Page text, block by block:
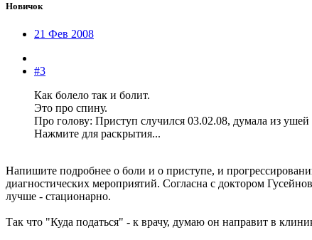
Новичок
21 Фев 2008
#3
Как болело так и болит.
Это про спину.
Про голову: Приступ случился 03.02.08, думала из
Нажмите для раскрытия...
Напишите подробнее о боли и о приступе, и
диагностических мероприятий. Согласна с доктором
лучше - стационарно.
Так что "Куда податься" - к врачу, думаю он направит в